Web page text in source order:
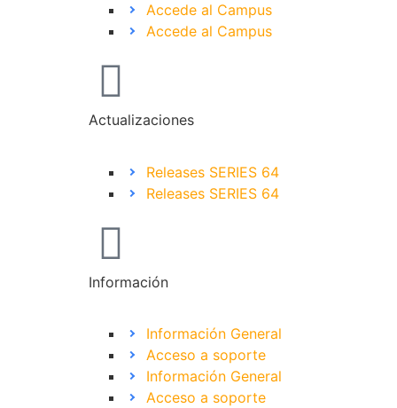
Accede al Campus
Accede al Campus
Actualizaciones
Releases SERIES 64
Releases SERIES 64
Información
Información General
Acceso a soporte
Información General
Acceso a soporte